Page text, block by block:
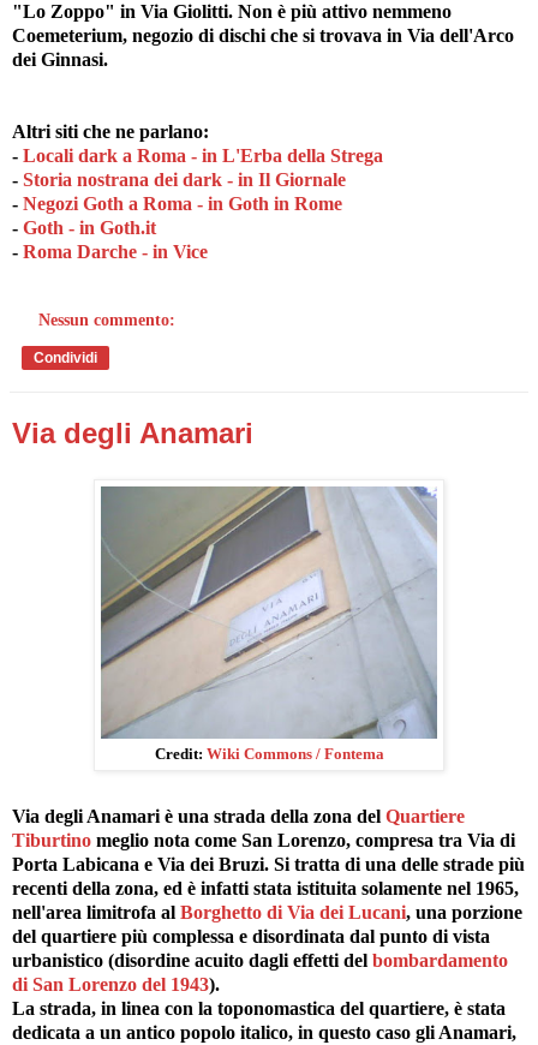
"Lo Zoppo" in Via Giolitti. Non è più attivo nemmeno
Coemeterium, negozio di dischi che si trovava in Via dell'Arco
dei Ginnasi.
Altri siti che ne parlano:
- Locali dark a Roma - in L'Erba della Strega
- Storia nostrana dei dark - in Il Giornale
- Negozi Goth a Roma - in Goth in Rome
- Goth - in Goth.it
- Roma Darche - in Vice
Nessun commento:
Condividi
Via degli Anamari
Credit: Wiki Commons / Fontema
Via degli Anamari è una strada della zona del Quartiere
Tiburtino meglio nota come San Lorenzo, compresa tra Via di
Porta Labicana e Via dei Bruzi. Si tratta di una delle strade più
recenti della zona, ed è infatti stata istituita solamente nel 1965,
nell'area limitrofa al Borghetto di Via dei Lucani, una porzione
del quartiere più complessa e disordinata dal punto di vista
urbanistico (disordine acuito dagli effetti del bombardamento
di San Lorenzo del 1943).
La strada, in linea con la toponomastica del quartiere, è stata
dedicata a un antico popolo italico, in questo caso gli Anamari,